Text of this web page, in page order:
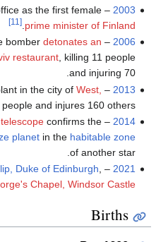
2003
–
as the first female
prime minister of Finland
.
[11]
2006
– A
bomber detonates an
restaurant, killing 11 people
and injuring 70.
2013
–
in the city of West,
and injures 160 others.
2014
–
confirms the
planetin the habitable zone
of another star.
2021
– The
Duke of Edinburgh,
Chapel, Windsor Castle
Births